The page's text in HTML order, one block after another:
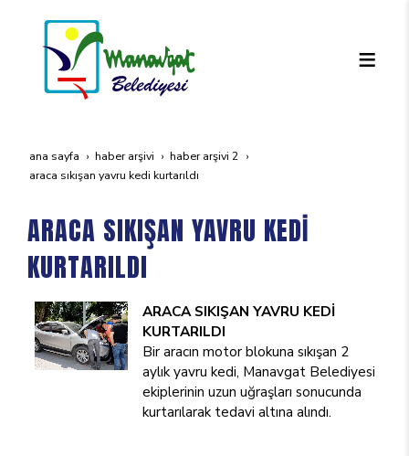
ana sayfa haber arşivi
haber arşivi 2
araca sikişan yavru kedi̇ kurtarildi
ARACA SIKIŞAN YAVRU KEDİ
KURTARILDI
ARACA SIKIŞAN YAVRU KEDİ
KURTARILDI
Bir aracın motor blokuna sıkışan 2
aylık yavru kedi, Manavgat Belediyesi
ekiplerinin uzun uğraşları sonucunda
kurtarılarak tedavi altına alındı.